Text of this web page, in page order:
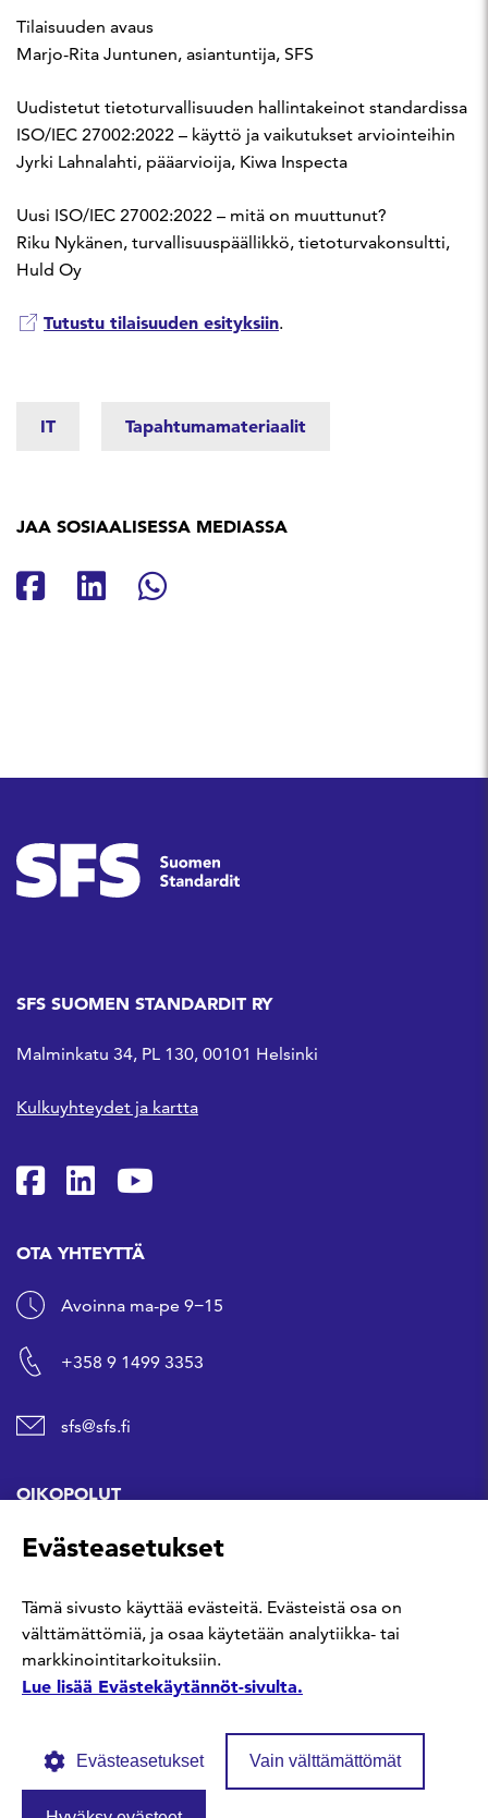
Tilaisuuden avaus
Marjo-Rita Juntunen, asiantuntija, SFS
Uudistetut tietoturvallisuuden hallintakeinot standardissa
ISO/IEC 27002:2022 – käyttö ja vaikutukset arviointeihin
Jyrki Lahnalahti, pääarvioija, Kiwa Inspecta
Uusi ISO/IEC 27002:2022 – mitä on muuttunut?
Riku Nykänen, turvallisuuspäällikkö, tietoturvakonsultti,
Huld Oy
Tutustu tilaisuuden esityksiin.
IT Tapahtumamateriaalit
JAA SOSIAALISESSA MEDIASSA
Jaa Facebookissa
Jaa Linkedinissä
Jaa Whatsappissa
SFS SUOMEN STANDARDIT RY
Malminkatu 34, PL 130, 00101 Helsinki
Kulkuyhteydet ja kartta
SFS Facebookissa
SFS Linkedinissä
SFS Youtubessa
OTA YHTEYTTÄ
Avoinna ma-pe 9−15
+358 9 1499 3353
sfs@sfs.fi
OIKOPOLUT
Hanki standardi
Kommentoi tekeillä olevia standardeja
Anna meille palautetta
Evästeasetukset
Tämä sivusto käyttää evästeitä. Evästeistä osa on
välttämättömiä, ja osaa käytetään analytiikka- tai
markkinointitarkoituksiin.
Lue lisää Evästekäytännöt-sivulta.
Evästeasetukset Vain välttämättömät